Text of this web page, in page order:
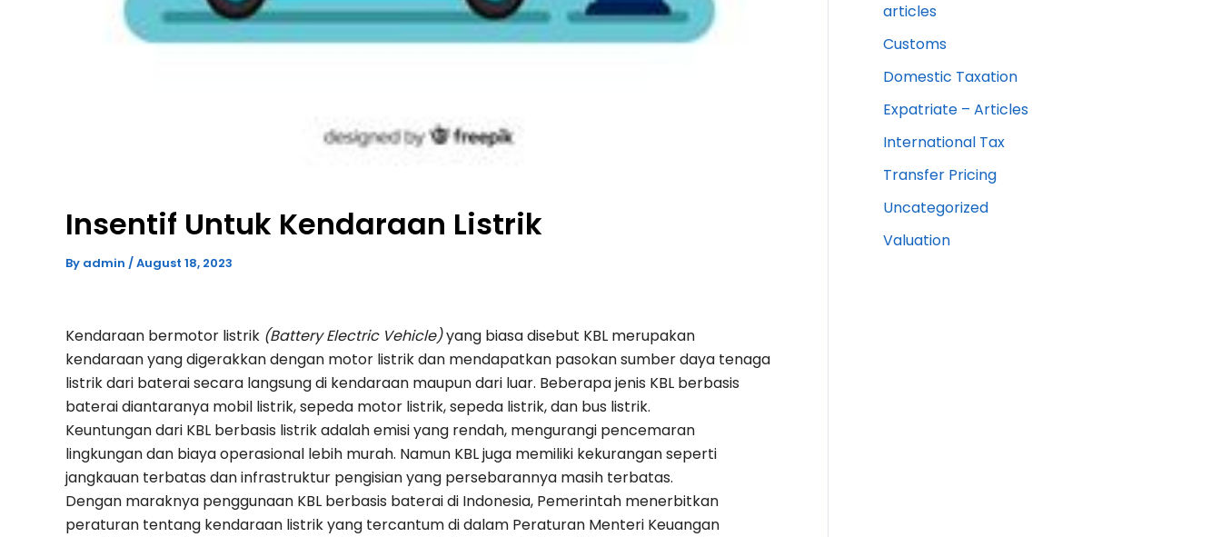
Insentif Untuk Kendaraan Listrik
By admin /August 18, 2023
Kendaraan bermotor listrik (Battery Electric Vehicle)yang biasa disebut KBL merupakan
kendaraan yang digerakkan dengan motor listrik dan mendapatkan pasokan sumber daya tenaga
listrik dari baterai secara langsung di kendaraan maupun dari luar. Beberapa jenis KBL berbasis
baterai diantaranya mobil listrik, sepeda motor listrik, sepeda listrik, dan bus listrik.
Keuntungan dari KBL berbasis listrik adalah emisi yang rendah, mengurangi pencemaran
lingkungan dan biaya operasional lebih murah. Namun KBL juga memiliki kekurangan seperti
jangkauan terbatas dan infrastruktur pengisian yang persebarannya masih terbatas.
Dengan maraknya penggunaan KBL berbasis baterai di Indonesia, Pemerintah menerbitkan
peraturan tentang kendaraan listrik yang tercantum di dalam Peraturan Menteri Keuangan
articles
Customs
Domestic Taxation
Expatriate – Articles
International Tax
Transfer Pricing
Uncategorized
Valuation